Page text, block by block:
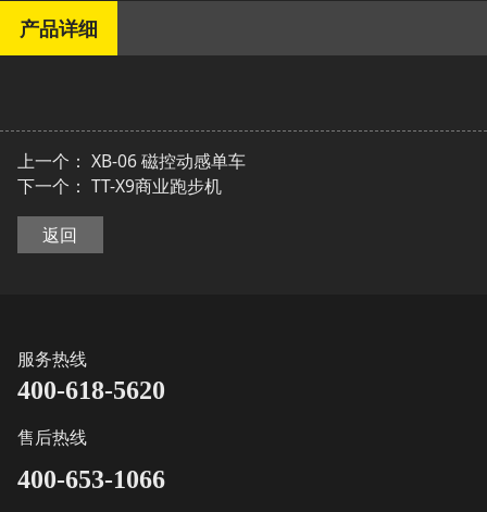
产品详细
上一个： XB-06 磁控动感单车
下一个： TT-X9商业跑步机
返回
服务热线
400-618-5620
售后热线
400-653-1066